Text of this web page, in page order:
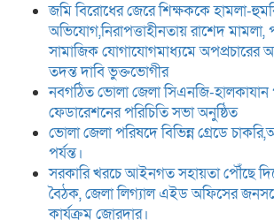
জমি বিরোধের জেরে শিক্ষককে হামলা-
অভিযোগ,নিরাপত্তাহীনতায় রাশেদ মামলা,
সামাজিক যোগাযোগমাধ্যমে অপপ্রচারের
তদন্ত দাবি ভুক্তভোগীর
নবগঠিত ভোলা জেলা সিএনজি-হালকাযান
ফেডারেশনের পরিচিতি সভা অনুষ্ঠিত
ভোলা জেলা পরিষদে বিভিন্ন গ্রেডে
পর্যন্ত।
সরকারি খরচে আইনগত সহায়তা পৌঁছে
বৈঠক, জেলা লিগ্যাল এইড অফিসের
কার্যক্রম জোরদার।